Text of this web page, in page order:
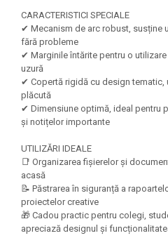
Creta scolara
Glob Pamantesc Scolar
Materiale Didactice
Instrumente geometrie
tabla scolara
Tablite de desenat magnetice
Sugativa
Articole papetarie pentru
Banda adeziva
Compas scolar
Hartie Ambalaj Christmas
idei de Cadouri Craciun
Jucarii Craciun
Lumanari tort, Confetti
Muschi decor
Perforatoare/ Sabloane cu forme
Craciun
Sclipici/ Lipici cu sclipici/ Paiete
Craciun
Servetele/ Farfurii/ Pahare/ Paie
Craciun
Seturi creative Christmas
Umbrele
Idei Creative
CARACTERISTICI SPECIALE
✔ Mecanism de arc robust, susține
fără probleme
✔ Marginile întărite pentru o
uzură
✔ Copertă rigidă cu design
plăcută
✔ Dimensiune optimă, ideal pentru
și notițelor importante
UTILIZĂRI IDEALE
📑 Organizarea fișierelor și
acasă
📝 Păstrarea în siguranță a
proiectelor creative
🎁 Cadou practic pentru colegi,
apreciază designul și